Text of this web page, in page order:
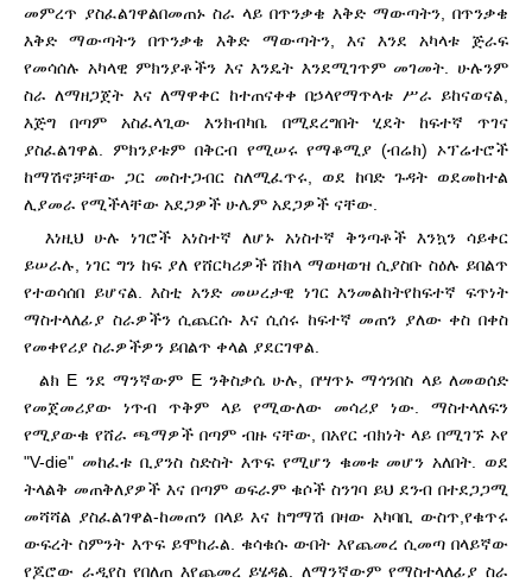
መምረጥ ያስፈልገዋልበመጠኑ ስራ ላይ በጥንቃቄ እቅድ ማውጣትን, በጥንቃቄ
እቅድ ማውጣትን በጥንቃቄ እቅድ ማውጣትን, እና እንደ አካላቱ ጅራፍ
የመሳሰሉ አካላዊ ምክንያቶችን እና እንዴት እንደሚገጥም መገመት. ሁሉንም
ስራ ለማዘጋጀት እና ለማዋቀር ከተጠናቀቀ በኃላየማጥላቱ ሥራ ይከናወናል,
እጅግ በጣም አስፈላጊው እንክብካቤ በሚደረግበት ሂደት ከፍተኛ ጥገና
ያስፈልገዋል. ምክንያቱም በቅርብ የሚሠሩ የማቆሚያ (ብሬክ) ኦፕሬተሮች
ከማሽኖቻቸው ጋር መስተጋብር ስለሚፈጥሩ, ወደ ከባድ ጉዳት ወደመከተል
ሊያመራ የሚችላቸው አደጋዎች ሁሌም አደጋዎች ናቸው.
እነዚህ ሁሉ ነገሮች አነስተኛ ለሆኑ አነስተኛ ቅንጣቶች እንኳን ሳይቀር
ይሠራሉ, ነገር ግን ከፍ ያለ የሸርካሪዎች ሸክላ ማወዛወዝ ሲያስቡ ስዕሉ ይበልጥ
የተወሳሰበ ይሆናል. እስቲ አንድ መሠረታዊ ነገር እንመልከትየከፍተኛ ፍጥነት
ማስተላለፊያ ስራዎችን ሲጨርሱ እና ሲሰሩ ከፍተኛ መጠን ያለው ቀስ በቀስ
የመቀየሪያ ስራዎችዎን ይበልጥ ቀላል ያደርገዋል.
ልክ E ንደ ማንኛውም E ንቅስቃሴ ሁሉ, በሣጥኑ ማጎንበስ ላይ ለመወሰድ
የመጀመሪያው ነጥብ ጥቅም ላይ የሚውለው መሳሪያ ነው. ማስተላለፍን
የሚያውቁ የሸራ ጫማዎች በጣም ብዙ ናቸው, በአየር ብክነት ላይ በሚገኙ ኦየ
"V-die" መከፈቱ ቢያንስ ስድስት እጥፍ የሚሆን ቁመቱ መሆን አለበት. ወደ
ትላልቅ መጠቅለያዎች እና በጣም ወፍራም ቁሶች ስንገባ ይህ ደንብ በተደጋጋሚ
መሻሻል ያስፈልገዋል-ከመጠን በላይ እና ከግማሽ በዛው አካባቢ ውስጥ, የቁጥሩ
ውፍረት ስምንት እጥፍ ይሞከራል. ቁሳቁሱ ውበት እየጨመረ ሲመጣ በላይኛው
የጆሮው ራዲየስ የበለጠ እየጨመረ ይሄዳል. ለማንኛውም የማስተላለፊያ ስራ